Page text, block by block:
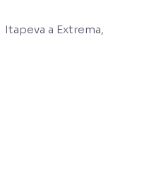
Itapeva a Extrema,